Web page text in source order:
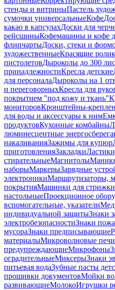
стенды и витриныПастель
сумочки универсальныеКофе
какао в капсулахДоски для
рейсшиныКофемашины и кофе
флипчартыДоски, стеки и
художественныеКрасящие
пистолетовДыроколы до 300
принадлежностиКресла детские
для персоналаДыроколы на 1
и переговорныхКресла для
покрытием "под кожу и ткань"
мониторовКронштейны-
для воды и аксессуары к ним
продуктовКухонные комбайны
люминесцентные
накаливанияЗажимы для купюр
приготовленияЗакладки
стирательныеМагнитолы
наборыМаркерыЗарядные
электроникиМаршрутизаторы,
покрытияМашинки для стрижки
настольныеПроекционное
вспомогательные, указатели
индивидуальной защитыЗнаки
электробезопасностиЗнаки
мусораЗнаки предписывающие
материалыМикроволновые
предупреждающиеМикрофоны
оградительныеМиксерыЗнаки
питьевая водаЗубные пасты
прошивки документовМойки
развивающиеМолокоИгрушки